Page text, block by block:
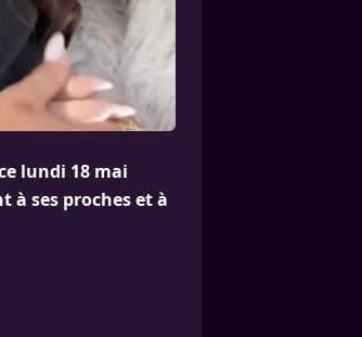
lundi 18 mai
à ses proches et à